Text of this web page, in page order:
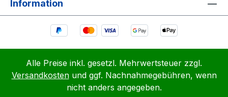
Information
Alle Preise inkl. gesetzl. Mehrwertsteuer zzgl.
Versandkostenund ggf. Nachnahmegebühren, wenn
nicht anders angegeben.